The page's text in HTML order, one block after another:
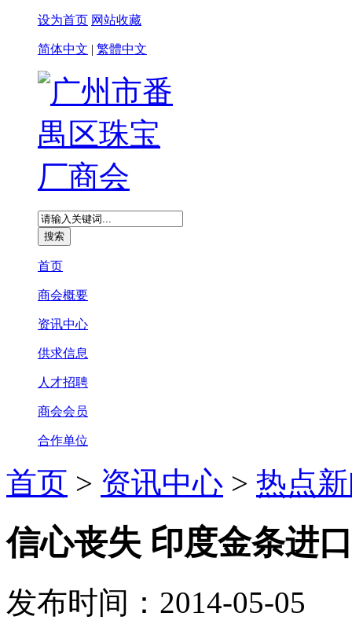
设为首页 网站收藏
简体中文 | 繁體中文
首页
商会概要
资讯中心
供求信息
人才招聘
商会会员
合作单位
首页 > 资讯中心 > 热点
信心丧失 印度金条进
发布时间：2014-05-05